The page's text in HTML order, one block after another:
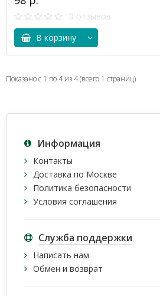
0 отзывов
В корзину
Показано с 1 по 4 из 4 (всего 1 страниц)
Информация
Контакты
Доставка по Москве
Политика безопасности
Условия соглашения
Служба поддержки
Написать нам
Обмен и возврат